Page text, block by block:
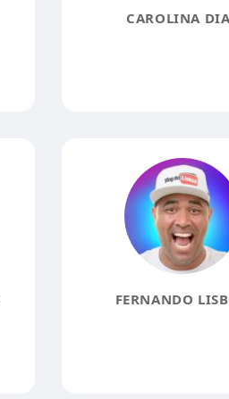
CAROLINA
FERNANDO